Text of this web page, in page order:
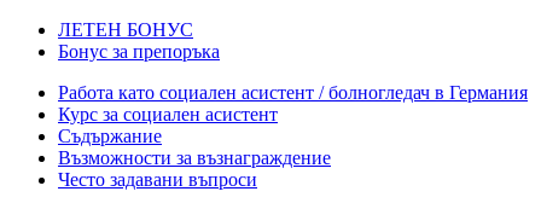
ЛЕТЕН БОНУС
Бонус за препоръка
Работа като социален асистент / болногледач в Германия
Курс за социален асистент
Съдържание
Възможности за възнаграждение
Често задавани въпроси